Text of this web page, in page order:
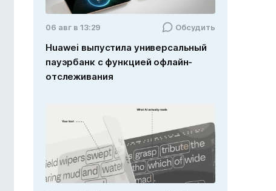
06 авг в 13:29 Обсудить
Huawei выпустила универсальный
пауэрбанк с функцией офлайн-
отслеживания